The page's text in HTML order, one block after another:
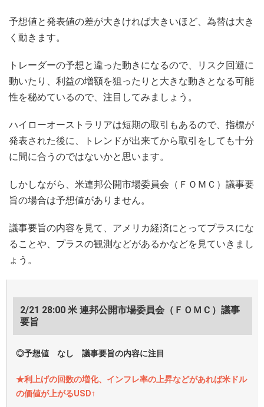
予想値と発表値の差が大きければ大きいほど、為替は大き
く動きます。
トレーダーの予想と違った動きになるので、リスク回避に
動いたり、利益の増額を狙ったりと大きな動きとなる可能
性を秘めているので、注目してみましょう。
ハイローオーストラリアは短期の取引もあるので、指標が
発表された後に、トレンドが出来てから取引をしても十分
に間に合うのではないかと思います。
しかしながら、米連邦公開市場委員会（ＦＯＭＣ）議事要
旨の場合は予想値がありません。
議事要旨の内容を見て、アメリカ経済にとってプラスにな
ることや、プラスの観測などがあるかなどを見ていきまし
ょう。
2/21 28:00 米 連邦公開市場委員会（ＦＯＭＣ）議事
要旨
◎予想値 なし 議事要旨の内容に注目
★利上げの回数の増化、インフレ率の上昇などがあれば米ドル
の価値が上がるUSD↑